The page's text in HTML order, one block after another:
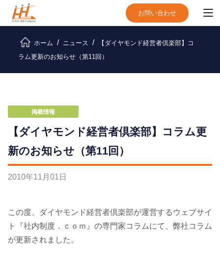
お問い合わせ
ホーム ニュース
【ダイヤモンド経営者倶楽部】コ
ラム更新のお知らせ（第11回）
掲載情報
【ダイヤモンド経営者倶楽部】コラム更
新のお知らせ（第11回）
2010年11 月 01 日
この度、ダイヤモンド経営者倶楽部が運営するウェブサイ
ト『社内制度．ｃｏｍ』の専門家コラムにて、弊社コラム
が更新されました。